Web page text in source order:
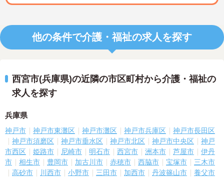
他の条件で介護・福祉の求人を探す
西宮市(兵庫県)の近隣の市区町村から介護・福祉の
求人を探す
兵庫県
神戸市 神戸市東灘区 神戸市灘区 神戸市兵庫区
神戸市長田区
神戸市須磨区
神戸市垂水区 神戸市北区 神戸市中央区
神戸
市西区
姫路市 尼崎市 明石市 西宮市 洲本市 芦屋市
伊丹
市
相生市 豊岡市 加古川市 赤穂市 西脇市 宝塚市
三木市
高砂市
川西市 小野市 三田市 加西市 丹波篠山市
養父市